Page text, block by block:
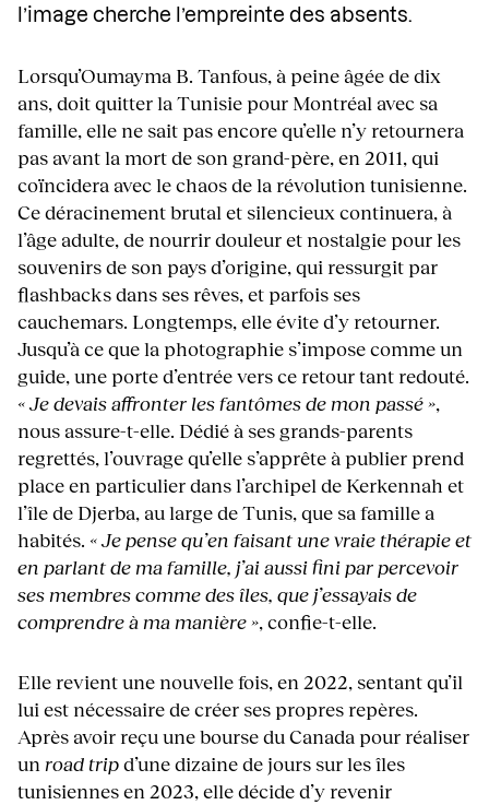
l’image cherche l’empreinte des absents.
Lorsqu’Oumayma B. Tanfous, à peine âgée de dix
ans, doit quitter la Tunisie pour Montréal avec sa
famille, elle ne sait pas encore qu’elle n’y retournera
pas avant la mort de son grand-père, en 2011, qui
coïncidera avec le chaos de la révolution tunisienne.
Ce déracinement brutal et silencieux continuera, à
l’âge adulte, de nourrir douleur et nostalgie pour les
souvenirs de son pays d’origine, qui ressurgit par
flashbacks dans ses rêves, et parfois ses
cauchemars. Longtemps, elle évite d’y retourner.
Jusqu’à ce que la photographie s’impose comme un
guide, une porte d’entrée vers ce retour tant redouté.
« Je devais affronter les fantômes de mon passé »,
nous assure-t-elle. Dédié à ses grands-parents
regrettés, l’ouvrage qu’elle s’apprête à publier prend
place en particulier dans l’archipel de Kerkennah et
l’île de Djerba, au large de Tunis, que sa famille a
habités. « Je pense qu’en faisant une vraie thérapie et
en parlant de ma famille, j’ai aussi fini par percevoir
ses membres comme des îles, que j’essayais de
comprendre à ma manière », confie-t-elle.
Elle revient une nouvelle fois, en 2022, sentant qu’il
lui est nécessaire de créer ses propres repères.
Après avoir reçu une bourse du Canada pour réaliser
un road tripd’une dizaine de jours sur les îles
tunisiennes en 2023, elle décide d’y revenir